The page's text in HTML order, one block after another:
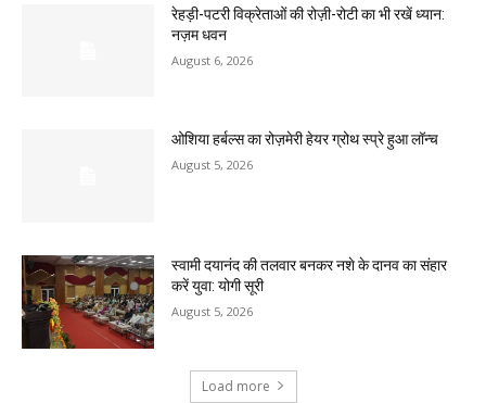
रेहड़ी-पटरी विक्रेताओं की रोज़ी-रोटी का भी रखें ध्यान:
नज़म धवन
August 6, 2026
ओशिया हर्बल्स का रोज़मेरी हेयर ग्रोथ स्प्रे हुआ लॉन्च
August 5, 2026
स्वामी दयानंद की तलवार बनकर नशे के दानव का संहार
करें युवा: योगी सूरी
August 5, 2026
Load more